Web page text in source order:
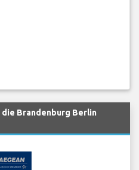
Brandenburg Berlin